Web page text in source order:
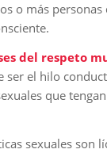
o más personas
del respeto
ser el hilo
que
sexuales son